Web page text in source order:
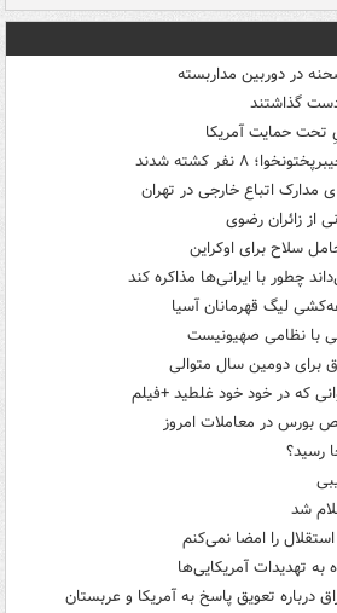
گذاشتند
حمایت آمریکا
۸ نفر کشته شدند
مدارک اتباع خارجی در تهران
از زائران رضوی
سلاح برای اوکراین
چطور با ایرانی‌ها مذاکره کند
لیگ قهرمانان آسیا
با نظامی صهیونیست
که در خود خود غلطید +فیلم
رسید؟
را امضا نمی‌کنم
به تهدیدات آمریکایی‌ها
تعویق پاسخ به آمریکا و عربستان